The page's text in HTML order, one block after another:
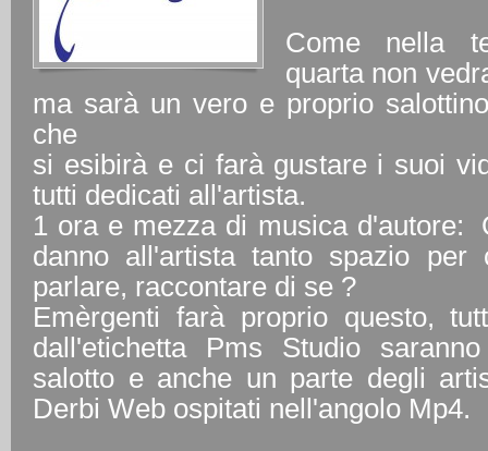
Come nella
quarta non
ma sarà un vero e proprio
che
si esibirà e ci farà gustare i suoi
tutti dedicati all'artista.
1 ora e mezza di musica d'autore:
danno all'artista tanto spazio per
parlare, raccontare di se ?
Emèrgenti farà proprio questo,
dall'etichetta Pms Studio
salotto e anche un parte degli
Derbi Web ospitati nell'angolo Mp4.